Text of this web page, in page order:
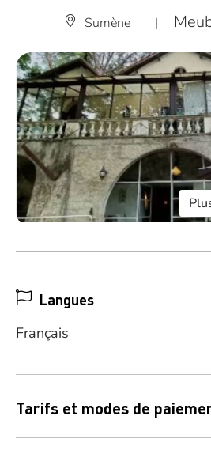
Sumène |
Langues
Français
Tarifs et modes de